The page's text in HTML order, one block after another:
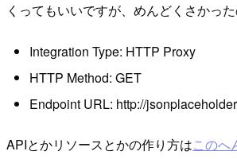
くってもいいですが、めんどくさかっ
Integration Type: HTTP Proxy
HTTP Method: GET
Endpoint URL: http://
APIとかリソースとかの作り方はこのへ